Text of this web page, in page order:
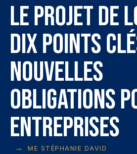
Le projet de
dix points
Nouvelles
obligations
entreprises
→ ME STÉPHANIE DAVID